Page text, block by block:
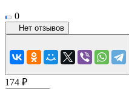
0
Нет отзывов
174 ₽